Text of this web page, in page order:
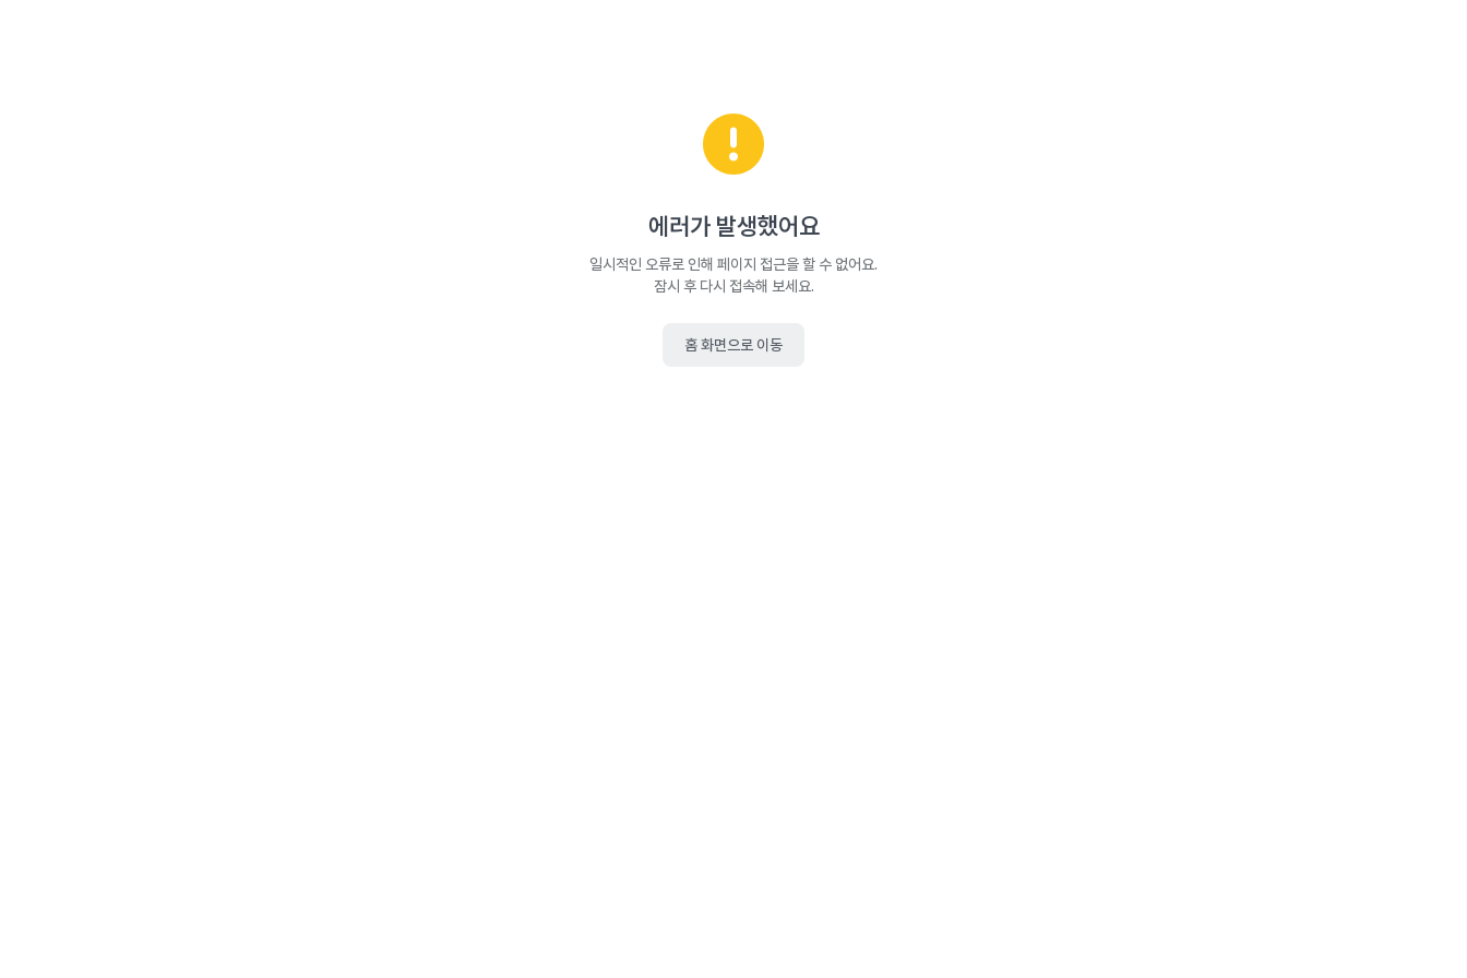
에러가 발생했어요
일시적인 오류로 인해 페이지 접근을 할 수 없어요.
잠시 후 다시 접속해 보세요.
홈 화면으로 이동